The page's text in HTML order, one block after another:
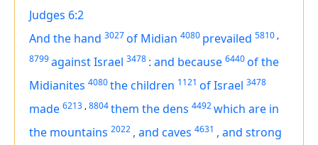
Judges 6:2
And the hand 3027of Midian 4080 prevailed 5810 ,
8799against Israel 3478 : and because 6440of the
Midianites 4080the children 1121 of Israel 3478
made 6213 ,8804them the dens 4492which are in
the mountains 2022 , and caves 4631 , and strong